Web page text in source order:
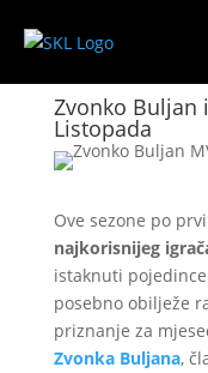
Zvonko Buljan
Listopada
Ove sezone po
najkorisnijeg
istaknuti
posebno obilježe
priznanje za
Zvonka Buljana,